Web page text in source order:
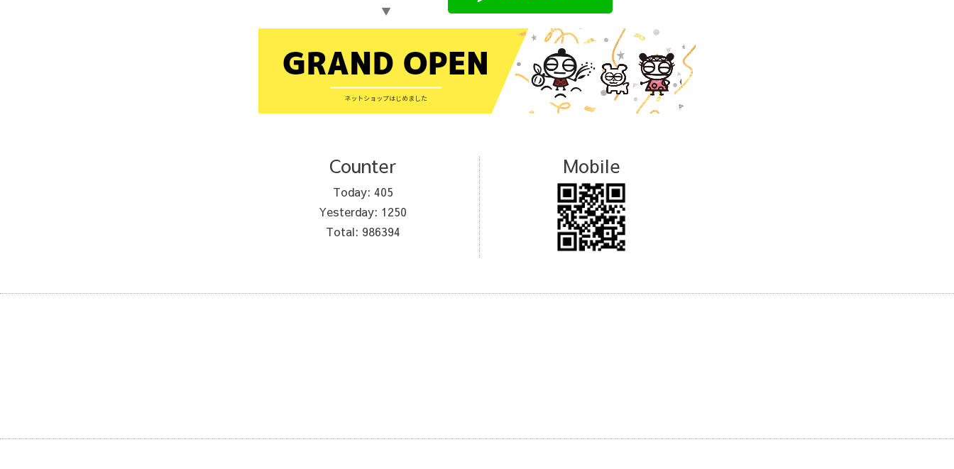
▼
Counter
Today: 405
Yesterday: 1250
Total: 986394
Mobile